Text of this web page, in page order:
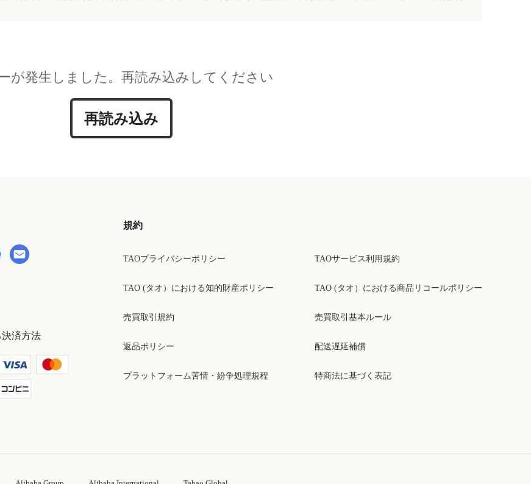
が発生しました。再読み込みしてください
再読み込み
済方法
規約
TAOプライバシーポリシー
TAO (タオ）における知的財産ポリシー
売買取引規約
返品ポリシー
プラットフォーム苦情・紛争処理規程
TAOサービス利用規約
TAO (タオ）における商品リコールポリシー
売買取引基本ルール
配送遅延補償
特商法に基づく表記